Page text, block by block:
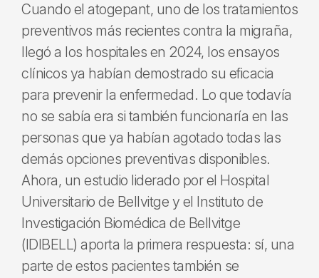
Cuando el atogepant, uno de los tratamientos
preventivos más recientes contra la migraña,
llegó a los hospitales en 2024, los ensayos
clínicos ya habían demostrado su eficacia
para prevenir la enfermedad. Lo que todavía
no se sabía era si también funcionaría en las
personas que ya habían agotado todas las
demás opciones preventivas disponibles.
Ahora, un estudio liderado por el Hospital
Universitario de Bellvitge y el Instituto de
Investigación Biomédica de Bellvitge
(IDIBELL) aporta la primera respuesta: sí, una
parte de estos pacientes también se